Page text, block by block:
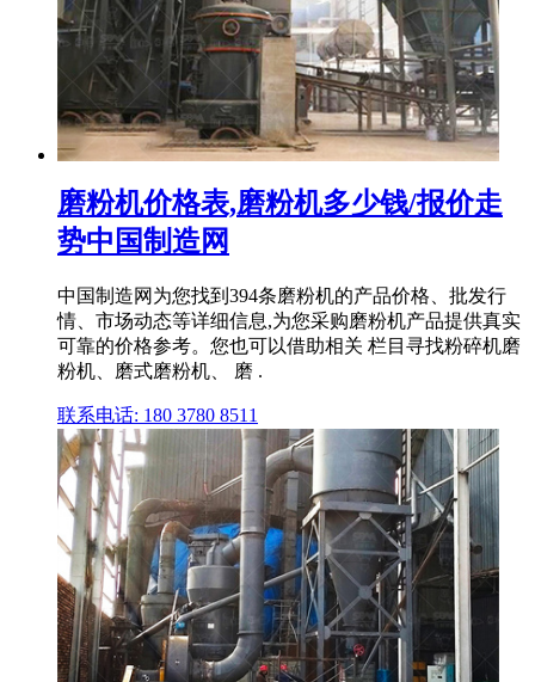
磨粉机价格表,磨粉机多少钱/报价走
势中国制造网
中国制造网为您找到394条磨粉机的产品价格、批发行
情、市场动态等详细信息,为您采购磨粉机产品提供真实
可靠的价格参考。您也可以借助相关 栏目寻找粉碎机磨
粉机、磨式磨粉机、 磨 .
联系电话: 180 3780 8511